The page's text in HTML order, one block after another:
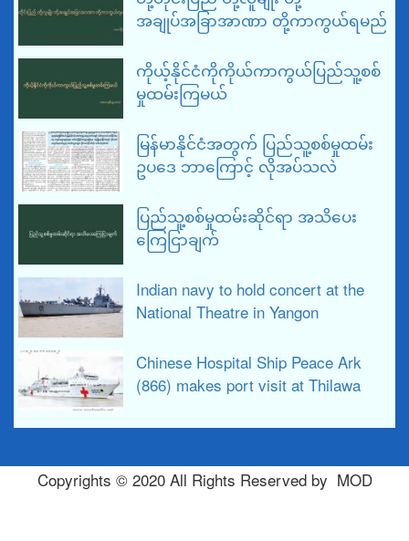
အချုပ်အခြာအာဏာ တို့ကာကွယ်ရမည်
ကိုယ့်နိုင်ငံကိုကိုယ်ကာကွယ်ပြည်သူ့စစ်
မှုထမ်းကြမယ်
မြန်မာနိုင်ငံအတွက် ပြည်သူ့စစ်မှုထမ်း
ဥပဒေ ဘာကြောင့် လိုအပ်သလဲ
ပြည်သူ့စစ်မှုထမ်းဆိုင်ရာ အသိပေး
ကြေငြာချက်
Indian navy to hold concert at the
National Theatre in Yangon
Chinese Hospital Ship Peace Ark
(866) makes port visit at Thilawa
Copyrights © 2020 All Rights Reserved by MOD